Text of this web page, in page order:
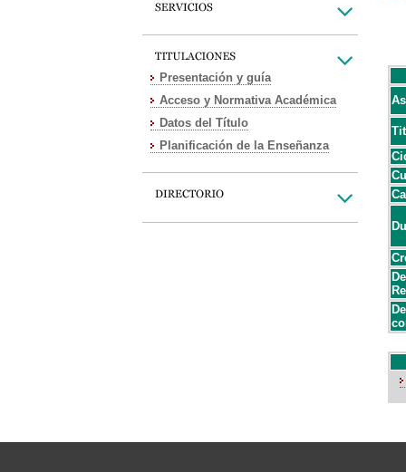
Presentación y guía
Acceso y Normativa Académica
Datos del Título
Planificación de la Enseñanza